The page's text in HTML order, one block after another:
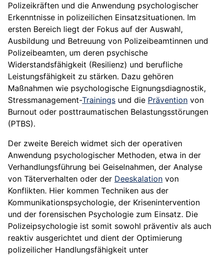
Polizeikräften und die Anwendung psychologischer
Erkenntnisse in polizeilichen Einsatzsituationen. Im
ersten Bereich liegt der Fokus auf der Auswahl,
Ausbildung und Betreuung von Polizeibeamtinnen und
Polizeibeamten, um deren psychische
Widerstandsfähigkeit (Resilienz) und berufliche
Leistungsfähigkeit zu stärken. Dazu gehören
Maßnahmen wie psychologische Eignungsdiagnostik,
Stressmanagement-Trainings und die Prävention von
Burnout oder posttraumatischen Belastungsstörungen
(PTBS).
Der zweite Bereich widmet sich der operativen
Anwendung psychologischer Methoden, etwa in der
Verhandlungsführung bei Geiselnahmen, der Analyse
von Täterverhalten oder der Deeskalation von
Konflikten. Hier kommen Techniken aus der
Kommunikationspsychologie, der Krisenintervention
und der forensischen Psychologie zum Einsatz. Die
Polizeipsychologie ist somit sowohl präventiv als auch
reaktiv ausgerichtet und dient der Optimierung
polizeilicher Handlungsfähigkeit unter